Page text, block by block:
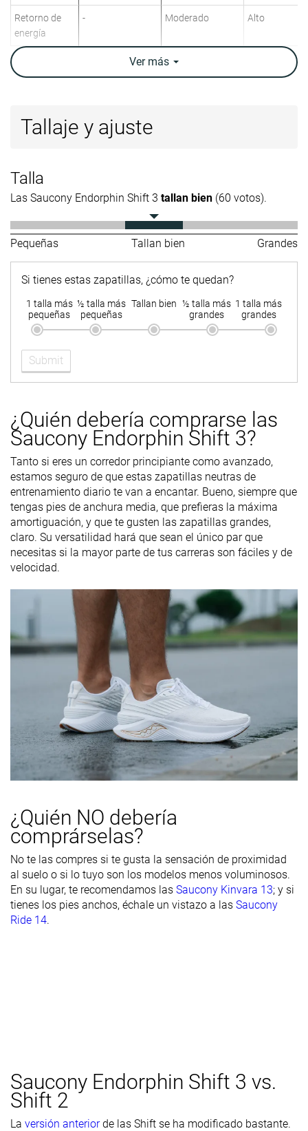
Retorno de
energía
- Moderado Alto
Alta
laboratorio
Peso marca
9.4 oz / 266g
Drop
Drop marca
6.5 mm 8.7 mm 8.0 mm
Técnica de
carrera
Medio/antepié
Talón
Medio/antepié
Talón
Medio/
Talla Tallan bien Tallan bien
Rigidez de la
mediasuela
- Equilibrada Firme
Diferencia de
la rigidez de la
mediasuela
Durabilidad
de la parte
delantera
- Decente Mala
Durabilidad
del acolchado
del talón
- Alta Alta
Durabilidad
de la suela
exterior
- Buena Buena
TranspirabilidadMedia Alta Alta
Anchura /
ajuste
Estrecha Media Media
Anchura de la
Estrecha
- Rígida Flexible
Rigidez
torsional
Moderadas Rígidas Rígidas
Rigidez del
del talón
Moderado Rígido Moderado
Rocker ✓
Talón
laboratorio
Talón marca
39.6 mm
39.0 mm
39.3 mm
39.0 mm
36.1 mm
38.5 mm
Antepié
Estación
estaciones
Todas las
Todas las
Removable ✓ ✓ ✓
Ver más
Tallaje y ajuste
Talla
Las Saucony Endorphin Shift 3 tallan bien (60 votos).
Pequeñas Tallan bien Grandes
Si tienes estas zapatillas, ¿cómo te quedan?
1 talla más
pequeñas
½ talla más
pequeñas
Tallan bien ½ talla más
grandes
1 talla más
grandes
Submit
¿Quién debería comprarse las
Saucony Endorphin Shift 3?
Tanto si eres un corredor principiante como avanzado,
estamos seguro de que estas zapatillas neutras de
entrenamiento diario te van a encantar. Bueno, siempre que
tengas pies de anchura media, que prefieras la máxima
amortiguación, y que te gusten las zapatillas grandes,
claro. Su versatilidad hará que sean el único par que
necesitas si la mayor parte de tus carreras son fáciles y de
velocidad.
¿Quién NO debería
comprárselas?
No te las compres si te gusta la sensación de proximidad
al suelo o si lo tuyo son los modelos menos voluminosos.
En su lugar, te recomendamos las Saucony Kinvara 13; y si
tienes los pies anchos, échale un vistazo a las Saucony
Ride 14.
Saucony Endorphin Shift 3 vs.
Shift 2
La versión anteriorde las Shift se ha modificado bastante.